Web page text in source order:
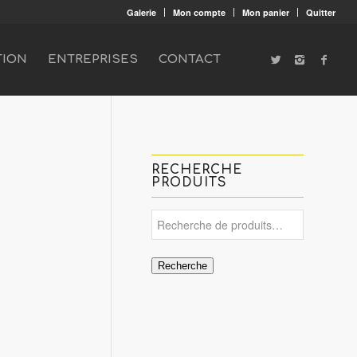
Galerie Mon compte Mon panier Quitter
ENTREPRISES CONTACT
RECHERCHE
PRODUITS
Recherche